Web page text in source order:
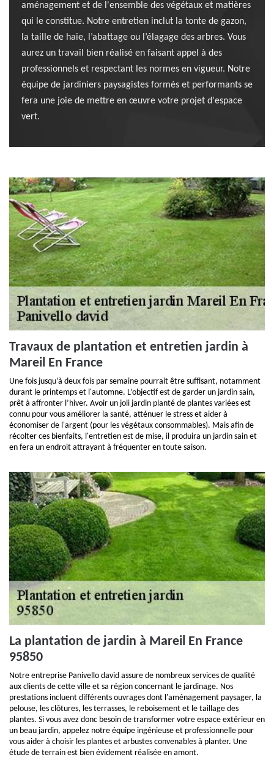
aménagement et de l'ensemble des végétaux et matières
qui le constitue. Notre entretien inclut la tonte de gazon,
la taille de haie, l’abattage ou l’élagage des arbres. Vous
aurez un travail bien réalisé en faisant appel à des
professionnels et respectant les normes en vigueur. Notre
équipe de jardiniers paysagistes formés et performants se
fera une joie de mettre en œuvre votre projet d'espace
vert.
Travaux de plantation et entretien jardin à
Mareil En France
Une fois jusqu’à deux fois par semaine pourrait être suffisant, notamment
durant le printemps et l'automne. L’objectif est de garder un jardin sain,
prêt à affronter l’hiver. Avoir un joli jardin planté de plantes variées est
connu pour vous améliorer la santé, atténuer le stress et aider à
économiser de l'argent (pour les végétaux consommables). Mais afin de
récolter ces bienfaits, l'entretien est de mise, il produira un jardin sain et
en fera un endroit attrayant à fréquenter en toute saison.
La plantation de jardin à Mareil En France
95850
Notre entreprise Panivello david assure de nombreux services de qualité
aux clients de cette ville et sa région concernant le jardinage. Nos
prestations incluent différents ouvrages dont l'aménagement paysager, la
pelouse, les clôtures, les terrasses, le reboisement et le taillage des
plantes. Si vous avez donc besoin de transformer votre espace extérieur en
un beau jardin, appelez notre équipe ingénieuse et professionnelle pour
vous aider à choisir les plantes et arbustes convenables à planter. Une
étude de terrain est bien évidement réalisée en amont.